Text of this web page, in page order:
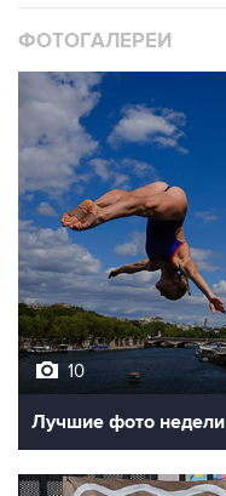
ФОТОГАЛЕРЕИ
10
Лучшие фото недели